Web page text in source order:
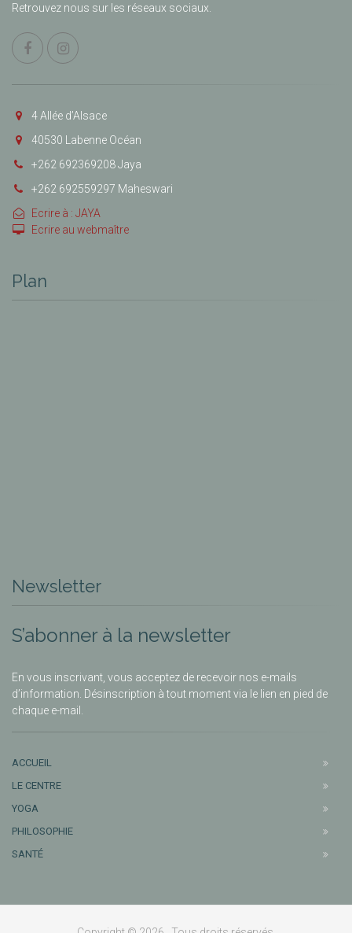
Retrouvez nous sur les réseaux sociaux.
4 Allée d’Alsace
40530 Labenne Océan
+262 692369208 Jaya
+262 692559297 Maheswari
Ecrire à : JAYA
Ecrire au webmaître
Plan
Newsletter
S’abonner à la newsletter
En vous inscrivant, vous acceptez de recevoir nos e-mails
d’information. Désinscription à tout moment via le lien en pied de
chaque e-mail.
ACCUEIL
LE CENTRE
YOGA
PHILOSOPHIE
SANTÉ